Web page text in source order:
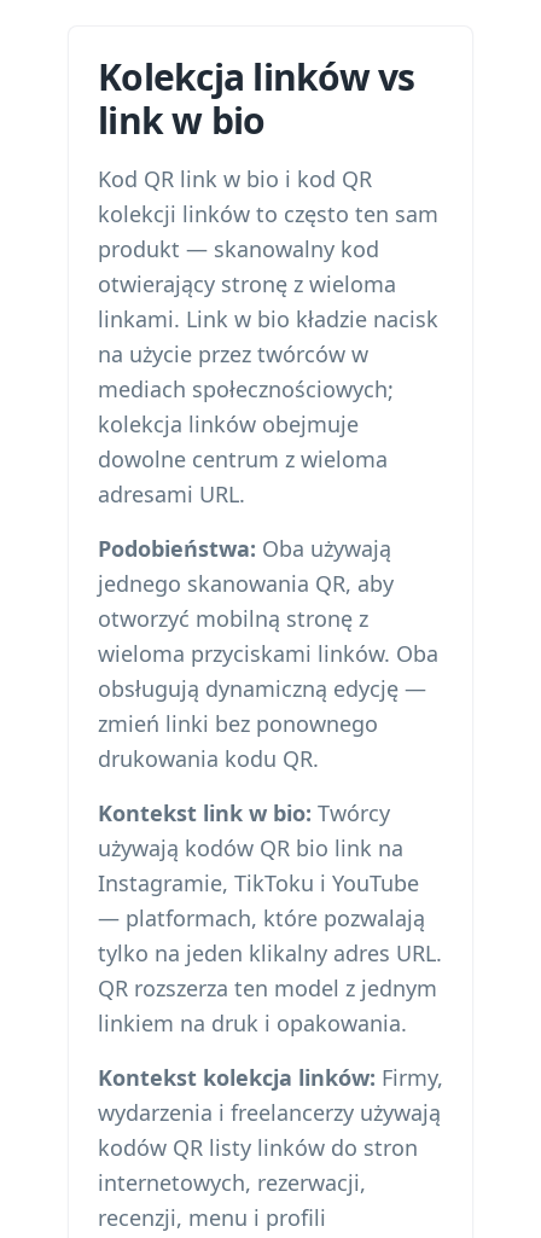
Kolekcja linków vs
link w bio
Kod QR link w bio i kod QR
kolekcji linków to często ten sam
produkt — skanowalny kod
otwierający stronę z wieloma
linkami. Link w bio kładzie nacisk
na użycie przez twórców w
mediach społecznościowych;
kolekcja linków obejmuje
dowolne centrum z wieloma
adresami URL.
Podobieństwa: Oba używają
jednego skanowania QR, aby
otworzyć mobilną stronę z
wieloma przyciskami linków. Oba
obsługują dynamiczną edycję —
zmień linki bez ponownego
drukowania kodu QR.
Kontekst link w bio: Twórcy
używają kodów QR bio link na
Instagramie, TikToku i YouTube
— platformach, które pozwalają
tylko na jeden klikalny adres URL.
QR rozszerza ten model z jednym
linkiem na druk i opakowania.
Kontekst kolekcja linków: Firmy,
wydarzenia i freelancerzy używają
kodów QR listy linków do stron
internetowych, rezerwacji,
recenzji, menu i profili